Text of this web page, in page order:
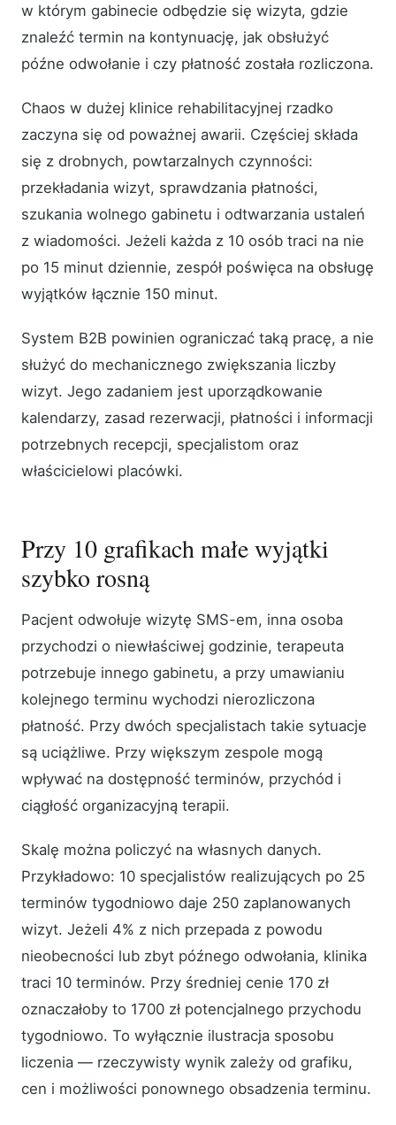
w którym gabinecie odbędzie się wizyta, gdzie
znaleźć termin na kontynuację, jak obsłużyć
późne odwołanie i czy płatność została rozliczona.
Chaos w dużej klinice rehabilitacyjnej rzadko
zaczyna się od poważnej awarii. Częściej składa
się z drobnych, powtarzalnych czynności:
przekładania wizyt, sprawdzania płatności,
szukania wolnego gabinetu i odtwarzania ustaleń
z wiadomości. Jeżeli każda z 10 osób traci na nie
po 15 minut dziennie, zespół poświęca na obsługę
wyjątków łącznie 150 minut.
System B2B powinien ograniczać taką pracę, a nie
służyć do mechanicznego zwiększania liczby
wizyt. Jego zadaniem jest uporządkowanie
kalendarzy, zasad rezerwacji, płatności i informacji
potrzebnych recepcji, specjalistom oraz
właścicielowi placówki.
Przy 10 grafikach małe wyjątki
szybko rosną
Pacjent odwołuje wizytę SMS-em, inna osoba
przychodzi o niewłaściwej godzinie, terapeuta
potrzebuje innego gabinetu, a przy umawianiu
kolejnego terminu wychodzi nierozliczona
płatność. Przy dwóch specjalistach takie sytuacje
są uciążliwe. Przy większym zespole mogą
wpływać na dostępność terminów, przychód i
ciągłość organizacyjną terapii.
Skalę można policzyć na własnych danych.
Przykładowo: 10 specjalistów realizujących po 25
terminów tygodniowo daje 250 zaplanowanych
wizyt. Jeżeli 4% z nich przepada z powodu
nieobecności lub zbyt późnego odwołania, klinika
traci 10 terminów. Przy średniej cenie 170 zł
oznaczałoby to 1700 zł potencjalnego przychodu
tygodniowo. To wyłącznie ilustracja sposobu
liczenia — rzeczywisty wynik zależy od grafiku,
cen i możliwości ponownego obsadzenia terminu.